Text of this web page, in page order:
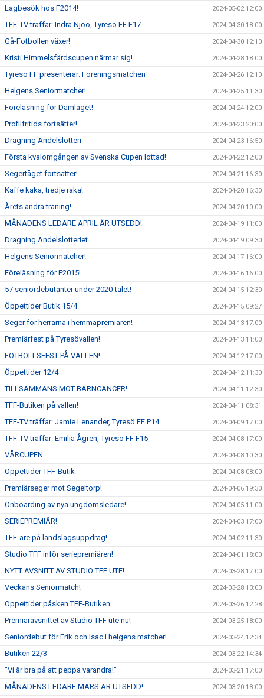
Lagbesök hos F2014! 2024-05-02 12:00
TFF-TV träffar: Indra Njoo, Tyresö FF F17 2024-04-30 18:00
Gå-Fotbollen växer! 2024-04-30 12:10
Kristi Himmelsfärdscupen närmar sig! 2024-04-28 18:00
Tyresö FF presenterar: Föreningsmatchen 2024-04-26 12:10
Helgens Seniormatcher! 2024-04-25 11:30
Föreläsning för Damlaget! 2024-04-24 12:00
Profilfritids fortsätter! 2024-04-23 20:00
Dragning Andelslotteri 2024-04-23 16:50
Första kvalomgången av Svenska Cupen lottad! 2024-04-22 12:00
Segertåget fortsätter! 2024-04-21 16:30
Kaffe kaka, tredje raka! 2024-04-20 16:30
Årets andra träning! 2024-04-20 10:00
MÅNADENS LEDARE APRIL ÄR UTSEDD! 2024-04-19 11:00
Dragning Andelslotteriet 2024-04-19 09:30
Helgens Seniormatcher! 2024-04-17 16:00
Föreläsning för F2015! 2024-04-16 16:00
57 seniordebutanter under 2020-talet! 2024-04-15 12:30
Öppettider Butik 15/4 2024-04-15 09:27
Seger för herrarna i hemmapremiären! 2024-04-13 17:00
Premiärfest på Tyresövallen! 2024-04-13 11:00
FOTBOLLSFEST PÅ VALLEN! 2024-04-12 17:00
Öppettider 12/4 2024-04-12 11:30
TILLSAMMANS MOT BARNCANCER! 2024-04-11 12:30
TFF-Butiken på vallen! 2024-04-11 08:31
TFF-TV träffar: Jamie Lenander, Tyresö FF P14 2024-04-09 17:00
TFF-TV träffar: Emilia Ågren, Tyresö FF F15 2024-04-08 17:00
VÅRCUPEN 2024-04-08 10:30
Öppettider TFF-Butik 2024-04-08 08:00
Premiärseger mot Segeltorp! 2024-04-06 19:30
Onboarding av nya ungdomsledare! 2024-04-05 11:00
SERIEPREMIÄR! 2024-04-03 17:00
TFF-are på landslagsuppdrag! 2024-04-02 11:30
Studio TFF inför seriepremiären! 2024-04-01 18:00
NYTT AVSNITT AV STUDIO TFF UTE! 2024-03-28 17:00
Veckans Seniormatch! 2024-03-28 13:00
Öppettider påsken TFF-Butiken 2024-03-26 12:28
Premiäravsnittet av Studio TFF ute nu! 2024-03-25 18:00
Seniordebut för Erik och Isac i helgens matcher! 2024-03-24 12:34
Butiken 22/3 2024-03-22 14:34
"Vi är bra på att peppa varandra!" 2024-03-21 17:00
MÅNADENS LEDARE MARS ÄR UTSEDD! 2024-03-20 18:00